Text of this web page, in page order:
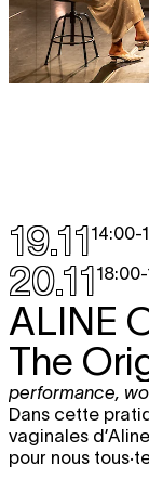
19.1114:00-
20.1118:00-
ALINE
The
performance,
Dans cette
vaginales
pour nous